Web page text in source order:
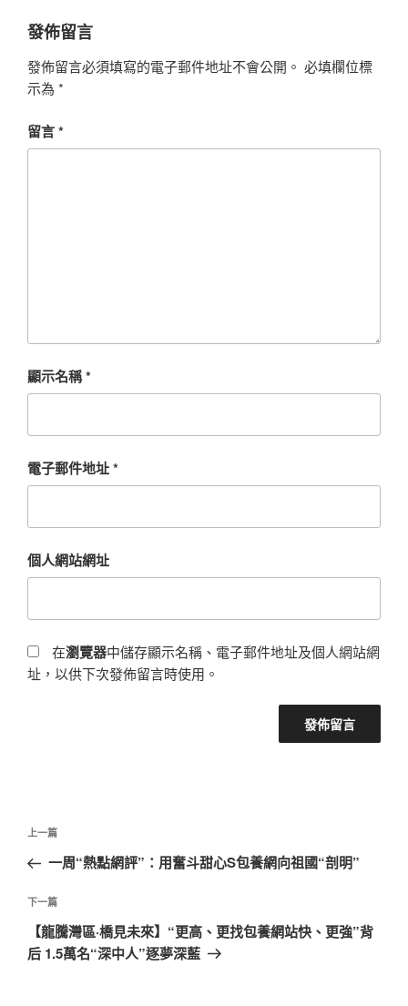
發佈留言
發佈留言必須填寫的電子郵件地址不會公開。 必填欄位標
示為 *
留言*
顯示名稱*
電子郵件地址*
個人網站網址
在瀏覽器中儲存顯示名稱、電子郵件地址及個人網站網
址，以供下次發佈留言時使用。
文
導
覽
上
一
文
章
上一篇
一周“熱點網評”：用奮斗甜心S包養網向祖國“剖明”
下
一
篇
下一篇
【龍騰灣區·橋見未來】“更高、更找包養網站快、更強”背
后 1.5萬名“深中人”逐夢深藍